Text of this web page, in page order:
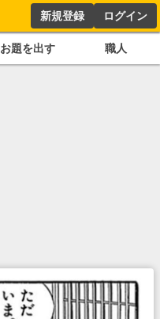
新規登録 ログイン
お題を出す 職人